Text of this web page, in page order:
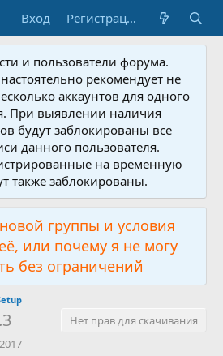
Вход Регистрация
и пользователи форума.
рекомендует не
аккаунтов для одного
При выявлении наличия
будут заблокированы все
данного пользователя.
на временную
также заблокированы.
группы и условия
или почему я не могу
без ограничений
Нет прав для скачивания